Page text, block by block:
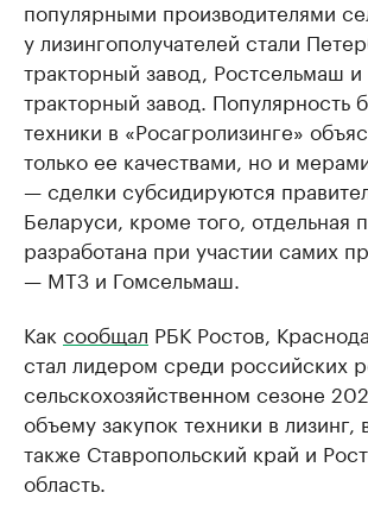
популярными производителями
у лизингополучателей стали
тракторный завод, Ростсельмаш
тракторный завод. Популярность
техники в «Росагролизинге»
только ее качествами, но и
— сделки субсидируются
Беларуси, кроме того, отдельная
разработана при участии самих
— МТЗ и Гомсельмаш.
Как сообщал РБК Ростов,
стал лидером среди российских
сельскохозяйственном сезоне
объему закупок техники в лизинг,
также Ставропольский край и
область.